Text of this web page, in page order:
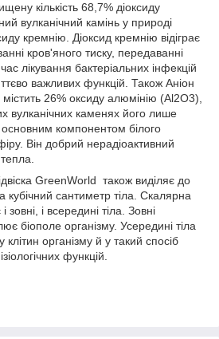
кількість 68,7% діоксиду
вулканічний камінь у природі
кремнію. Діоксид кремнію відіграє
кров'яного тиску, передаванні
лікування бактеріальних інфекцій
важливих функцій. Також Аніон
містить 26% оксиду алюмінію (Al2O3),
вулканічних каменях його лише
компонентом білого
Він добрий нерадіоактивний
GreenWorld також виділяє до
кубічний сантиметр тіла. Скалярна
зовні, і всередині тіла. Зовні
біополе організму. Усередині тіла
клітин організму й у такий спосіб
функцій.